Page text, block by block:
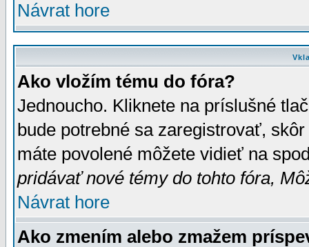
Návrat hore
Ako vložím tému do fóra?
Jednoucho. Kliknete na príslušné
bude potrebné sa zaregistrovať,
máte povolené môžete vidieť na
pridávať nové témy do tohto fóra,
Návrat hore
Ako zmením alebo zmažem